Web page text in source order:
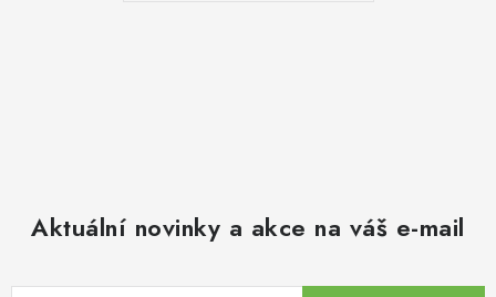
Aktuální novinky a akce na váš e-mail